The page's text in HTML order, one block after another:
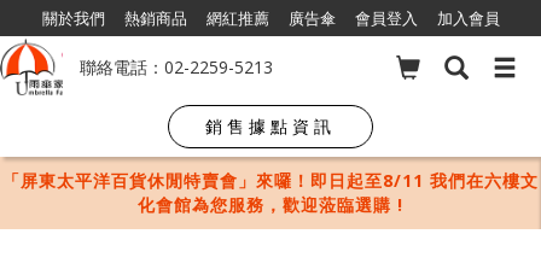
加入會員
會員登入
廣告傘
網紅推薦
熱銷商品
關於我們
聯絡電話：02-2259-5213
銷售據點資訊
「屏東太平洋百貨休閒特賣會」來囉！即日起至8/11 我們在六樓文
化會館為您服務，歡迎蒞臨選購 !